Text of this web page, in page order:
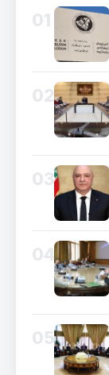
01
02
03
04
05